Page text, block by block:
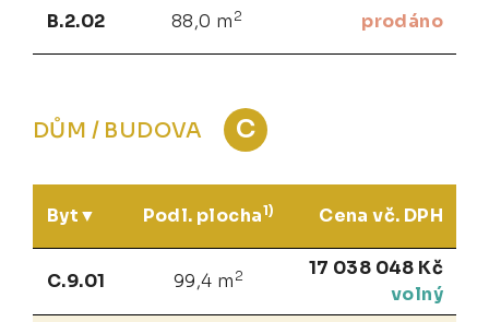
B.2.02 88,0 m 2 prodáno
DŮM / BUDOVA C
Byt Podl. plocha1) Cena vč. DPH
C.9.01 99,4 m 2
17 038 048 Kč
volný